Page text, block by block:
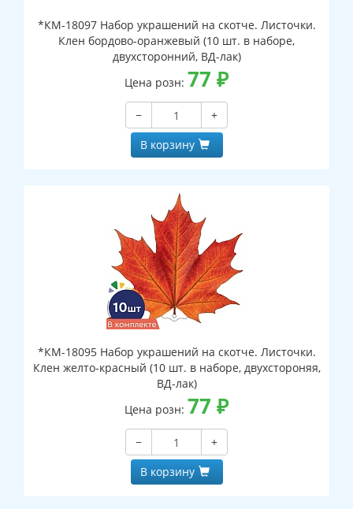
*КМ-18097 Набор украшений на скотче. Листочки.
Клен бордово-оранжевый (10 шт. в наборе,
двухсторонний, ВД-лак)
Цена розн: 77 ₽
−
+
В корзину
*КМ-18095 Набор украшений на скотче. Листочки.
Клен желто-красный (10 шт. в наборе, двухстороняя,
ВД-лак)
Цена розн: 77 ₽
−
+
В корзину